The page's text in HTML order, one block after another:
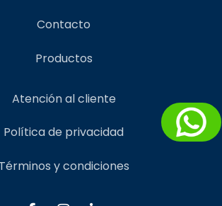
Contacto
Productos
Atención al cliente
Política de privacidad
Términos y condiciones